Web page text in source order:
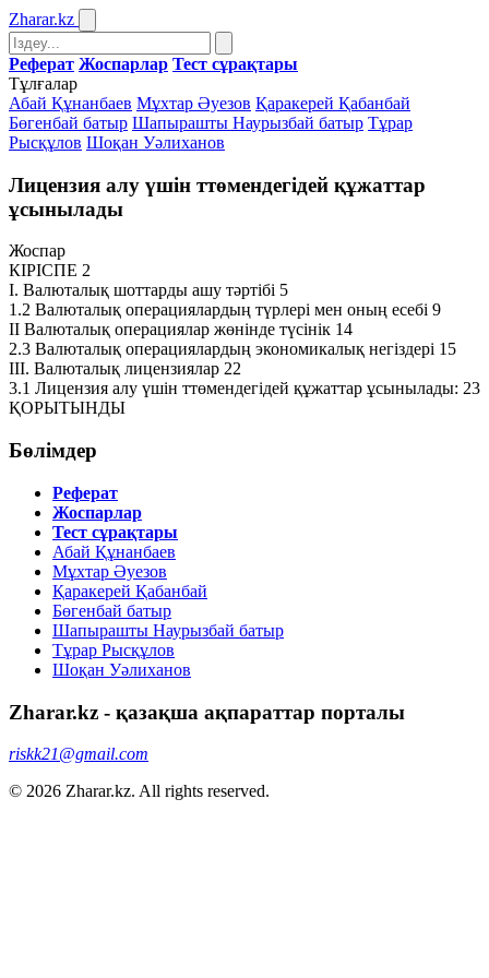
Zharar.kz
Реферат Жоспарлар Тест сұрақтары
Тұлғалар
Абай Құнанбаев Мұхтар Әуезов Қаракерей Қабанбай
Бөгенбай батыр Шапырашты Наурызбай батыр Тұрар
Рысқұлов Шоқан Уәлиханов
Лицензия алу үшін ттөмендегідей құжаттар
ұсынылады
Жоспар
КІРІСПЕ 2
І. Валюталық шоттарды ашу тәртібі 5
1.2 Валюталық операциялардың түрлері мен оның есебі 9
ІІ Валюталық операциялар жөнінде түсінік 14
2.3 Валюталық операциялардың экономикалық негіздері 15
ІІІ. Валюталық лицензиялар 22
3.1 Лицензия алу үшін ттөмендегідей құжаттар ұсынылады: 23
ҚОРЫТЫНДЫ
Бөлімдер
Реферат
Жоспарлар
Тест сұрақтары
Абай Құнанбаев
Мұхтар Әуезов
Қаракерей Қабанбай
Бөгенбай батыр
Шапырашты Наурызбай батыр
Тұрар Рысқұлов
Шоқан Уәлиханов
Zharar.kz - қазақша ақпараттар порталы
riskk21@gmail.com
© 2026 Zharar.kz. All rights reserved.